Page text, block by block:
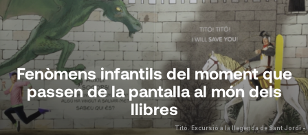
Titó. Excursió a la llegenda de Sant Jordi -
Fenòmens infantils del moment que
passen de la pantalla al món dels
llibres